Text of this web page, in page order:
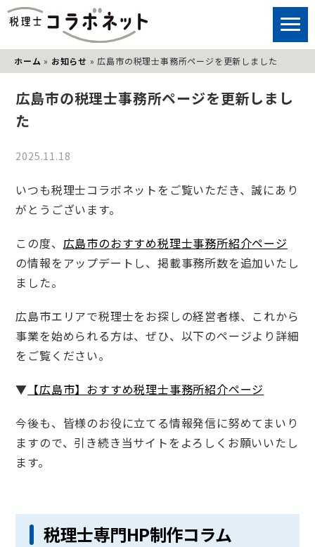
ホーム » お知らせ » 広島市の税理士事務所ページを更新しました
広島市の税理士事務所ページを更新しまし
た
2025.11.18
いつも税理士コラボネットをご覧いただき、誠にあり
がとうございます。
この度、 広島市のおすすめ税理士事務所紹介ページ
の情報をアップデートし、掲載事務所数を追加いたし
ました。
広島市エリアで税理士をお探しの経営者様、これから
事業を始められる方は、ぜひ、以下のページより詳細
をご覧ください。
▼ 【広島市】おすすめ税理士事務所紹介ページ
今後も、皆様のお役に立てる情報発信に努めてまいり
ますので、引き続き当サイトをよろしくお願いいたし
ます。
税理士専門HP制作コラム